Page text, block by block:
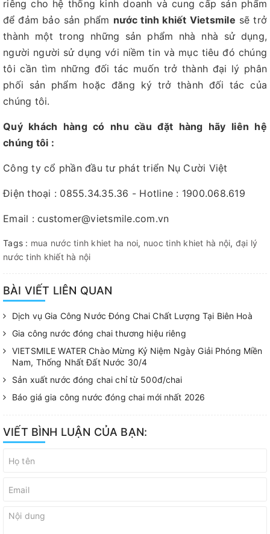
riêng cho hệ thống kinh doanh và cung cấp sản phẩm
để đảm bảo sản phẩm nước tinh khiết Vietsmile sẽ trở
thành một trong những sản phẩm nhà nhà sử dụng,
người người sử dụng với niềm tin và mục tiêu đó chúng
tôi cần tìm những đối tác muốn trở thành đại lý phân
phối sản phẩm hoặc đăng ký trở thành đối tác của
chúng tôi.
Quý khách hàng có nhu cầu đặt hàng hãy liên hệ
chúng tôi :
Công ty cổ phần đầu tư phát triển Nụ Cười Việt
Điện thoại : 0855.34.35.36 - Hotline : 1900.068.619
Email : customer@vietsmile.com.vn
Tags : mua nước tinh khiet ha noi, nuoc tinh khiet hà nội, đại lý
nước tinh khiết hà nội
BÀI VIẾT LIÊN QUAN
Dịch vụ Gia Công Nước Đóng Chai Chất Lượng Tại Biên Hoà
Gia công nước đóng chai thương hiệu riêng
VIETSMILE WATER Chào Mừng Kỷ Niệm Ngày Giải Phóng Miền
Nam, Thống Nhất Đất Nước 30/4
Sản xuất nước đóng chai chỉ từ 500đ/chai
Báo giá gia công nước đóng chai mới nhất 2026
VIẾT BÌNH LUẬN CỦA BẠN: